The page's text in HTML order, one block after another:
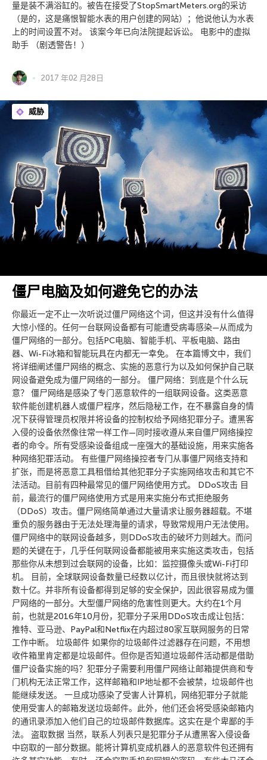
量是装不满浴缸的。被告在接受了StopSmartMeters.org的采访
（是的，这是痛恨智能水表的用户创建的网站）；他说他认为水表
上的时间设置不对。 该案今年已向法院提起诉讼。 电影中的虚拟
助手 （剧透警告！）
2017 年02 月28日
威胁
僵尸电脑及如何避免它的办法
你最近一定不止一次听说过僵尸网络这个词，但这并没有什么值得
大惊小怪的。任何一台联网设备都有可能遭受病毒感染—从而成为
僵尸网络的一部分。包括PC电脑、智能手机、平板电脑、路由
器、Wi-Fi冰箱和智能玩具在内都无一幸免。 在本篇博文中，我们
将详细阐述僵尸网络的概念、实施的恶意行为以及如何保护自己联
网设备避免成为僵尸网络的一部分。 僵尸网络：到底是个什么玩
意？ 僵尸网络是感染了专门恶意软件的一组联网设备。这类恶意
软件能创建机器人或僵尸程序，然后隐秘工作，在不暴露自身的情
况下获得管理员权限并将设备的控制权给予网络犯罪分子。遭黑客
入侵的设备依然像往常一样工作—同时接收遵从来自僵尸网络操控
者的命令。所有受感染设备组成一座强大的基础设施，用来实施各
种网络犯罪活动。 有些僵尸网络操控者专门从事僵尸网络支持和
扩张，而是将恶意工具租借给其他犯罪分子实施网络攻击和其它不
法活动。目前有四种最常见的僵尸网络使用方式。 DDoS攻击 目
前，最流行的僵尸网络使用方式是用来实施分布式拒绝服务
（DDoS）攻击。僵尸网络简单通过大量请求让服务器超载。不堪
重负的服务器由于无法处理海量的请求，导致常规用户无法使用。
僵尸网络中的联网设备越多，则DDoS攻击的破坏力则越大。而问
题的关键在于，几乎任何联网设备都能被用来实施这类攻击，包括
那些你从未想到过会联网的设备，比如：监控摄像头或Wi-Fi打印
机。 目前，全球联网设备数量已经数以亿计，而且很快就将达到
数十亿。并非所有设备都得到足够的安全保护，因此很容易成为僵
尸网络的一部分。大型僵尸网络的危害性则更大。大约在1个月
前，也就是2016年10月份，犯罪分子采用DDoS攻击成让包括：
推特、亚马逊、PayPal和Netflix在内超过80家互联网服务的日常
工作中断。 垃圾邮件 如果你的垃圾邮件过滤器存在问题，不用想
收件箱里肯定都是垃圾邮件。但你是否知道垃圾邮件活动都是借助
僵尸设备实施的吗？犯罪分子需要利用僵尸网络让邮箱提供商和专
门机构无法正常工作，这样邮箱和IP地址都不会被禁，垃圾邮件也
能继续发送。 一旦成功感染了受害人计算机，网络犯罪分子就能
使用受害人的邮箱发送垃圾邮件。此外，他们还会将受感染邮箱内
的通讯录添加入他们自己的垃圾邮件数据库。这实在是个卑鄙的手
法。 盗取数据 当然，联系人列表只是犯罪分子从遭黑客入侵设备
中窃取的一部分数据。能将计算机变成机器人的恶意软件包还拥有